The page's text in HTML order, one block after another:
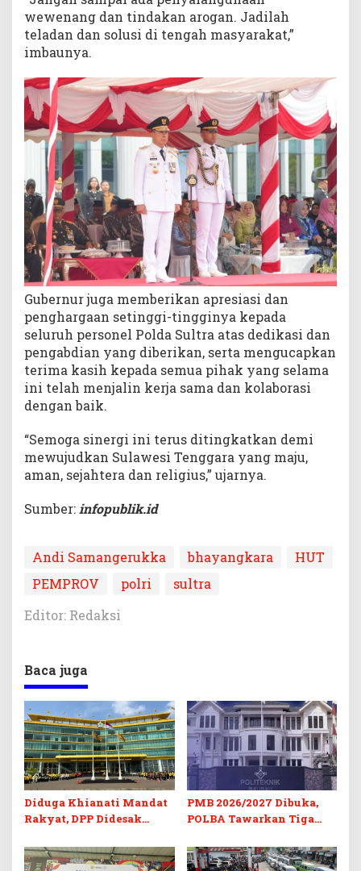
wewenang dan tindakan arogan. Jadilah
teladan dan solusi di tengah masyarakat,”
imbaunya.
Gubernur juga memberikan apresiasi dan
penghargaan setinggi-tingginya kepada
seluruh personel Polda Sultra atas dedikasi dan
pengabdian yang diberikan, serta mengucapkan
terima kasih kepada semua pihak yang selama
ini telah menjalin kerja sama dan kolaborasi
dengan baik.
“Semoga sinergi ini terus ditingkatkan demi
mewujudkan Sulawesi Tenggara yang maju,
aman, sejahtera dan religius,” ujarnya.
Sumber: infopublik.id
Andi Samangerukka bhayangkara
HUT
PEMPROV
polri
sultra
Editor: Redaksi
Baca juga
Diduga Khianati Mandat
Rakyat, DPP Didesak
Morowali
PMB 2026/2027 Dibuka,
POLBA Tawarkan Tiga
Kuliah Gratis